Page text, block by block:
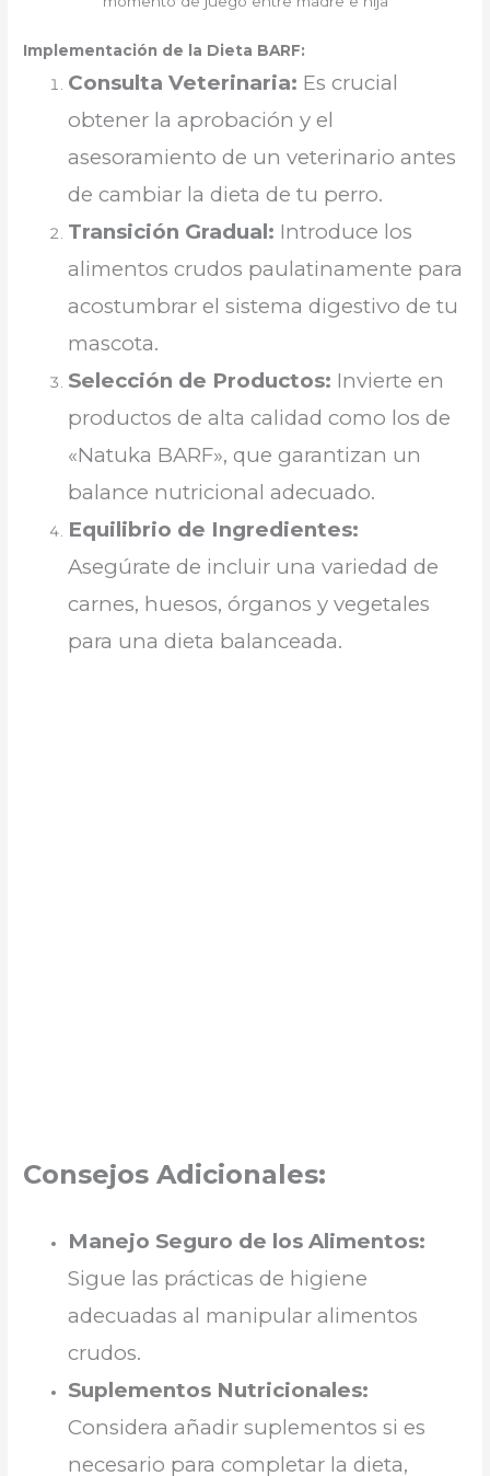
Implementación de la Dieta BARF:
Consulta Veterinaria: Es crucial
obtener la aprobación y el
asesoramiento de un veterinario antes
de cambiar la dieta de tu perro.
Transición Gradual: Introduce los
alimentos crudos paulatinamente para
acostumbrar el sistema digestivo de tu
mascota.
Selección de Productos: Invierte en
productos de alta calidad como los de
«Natuka BARF», que garantizan un
balance nutricional adecuado.
Equilibrio de Ingredientes:
Asegúrate de incluir una variedad de
carnes, huesos, órganos y vegetales
para una dieta balanceada.
Consejos Adicionales:
Manejo Seguro de los Alimentos:
Sigue las prácticas de higiene
adecuadas al manipular alimentos
crudos.
Suplementos Nutricionales:
Considera añadir suplementos si es
necesario para completar la dieta,